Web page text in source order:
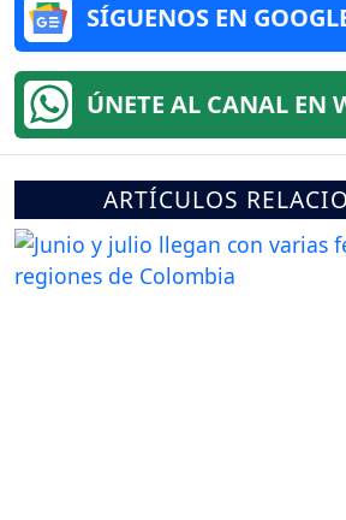
SÍGUENOS EN
ÚNETE AL CANAL EN
ARTÍCULOS